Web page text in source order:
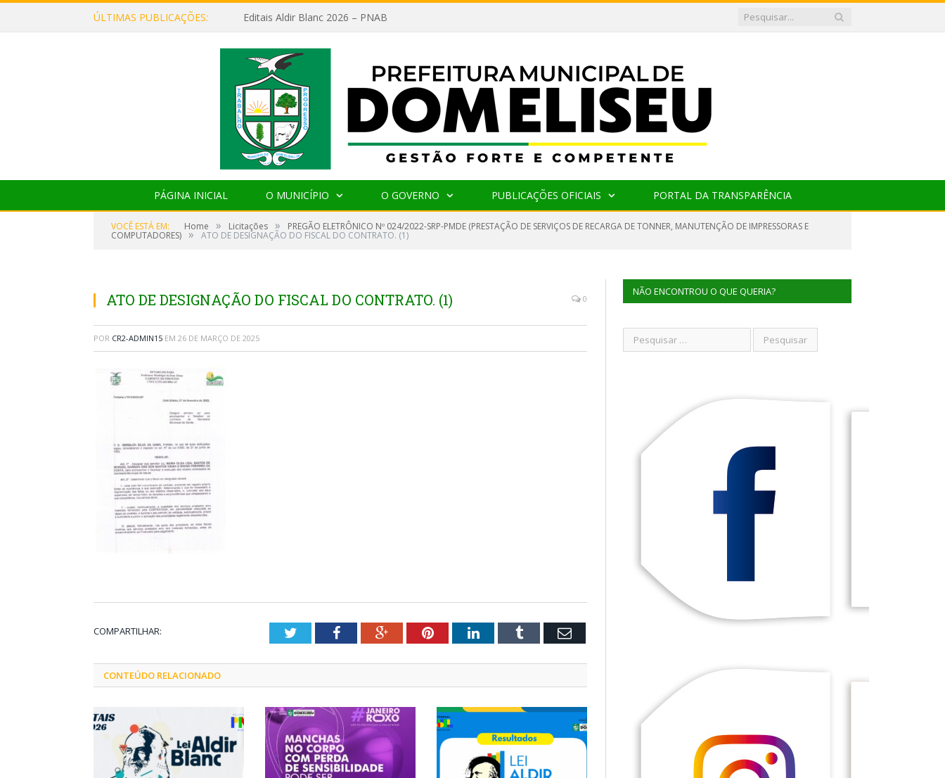
ÚLTIMAS PUBLICAÇÕES: Editais Aldir Blanc 2026 – PNAB
PÁGINA INICIAL O MUNICÍPIO O GOVERNO PUBLICAÇÕES OFICIAIS PORTAL DA TRANSPARÊNCIA
VOCÊ ESTÁ EM: Home » Licitações » PREGÃO ELETRÔNICO Nº 024/2022-SRP-PMDE (PRESTAÇÃO DE SERVIÇOS DE RECARGA DE TONNER, MANUTENÇÃO DE IMPRESSORAS E
COMPUTADORES) » ATO DE DESIGNAÇÃO DO FISCAL DO CONTRATO. (1)
ATO DE DESIGNAÇÃO DO FISCAL DO CONTRATO. (1) 0
POR CR2-ADMIN15 EM 26 DE MARÇO DE 2025
COMPARTILHAR: TwitterFacebookGoogle+PinterestLinkedInTumblr Email
CONTEÚDO RELACIONADO
NÃO ENCONTROU O QUE QUERIA?